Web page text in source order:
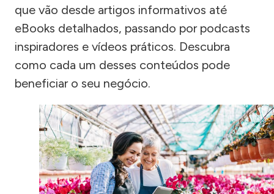
que vão desde artigos informativos até
eBooks detalhados, passando por podcasts
inspiradores e vídeos práticos. Descubra
como cada um desses conteúdos pode
beneficiar o seu negócio.